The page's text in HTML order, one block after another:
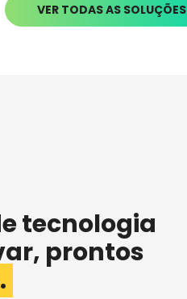
VER TODAS AS SOLUÇÕES
tecnologia
prontos